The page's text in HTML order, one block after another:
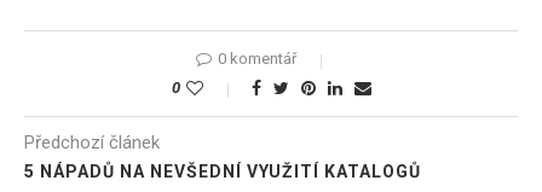
0 komentář
0
Předchozí článek
5 NÁPADŮ NA NEVŠEDNÍ VYUŽITÍ KATALOGŮ